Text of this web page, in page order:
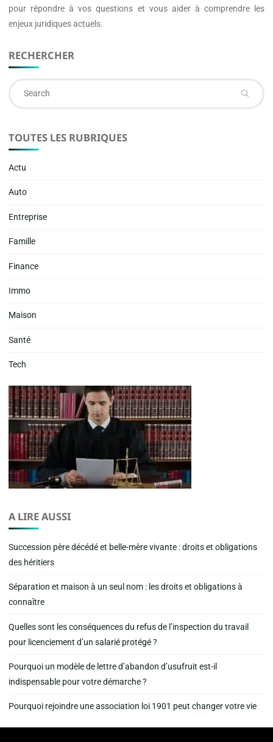
pour répondre à vos questions et vous aider à comprendre les
enjeux juridiques actuels.
RECHERCHER
TOUTES LES RUBRIQUES
Actu
Auto
Entreprise
Famille
Finance
Immo
Maison
Santé
Tech
A LIRE AUSSI
Succession père décédé et belle-mère vivante : droits et obligations
des héritiers
Séparation et maison à un seul nom : les droits et obligations à
connaître
Quelles sont les conséquences du refus de l’inspection du travail
pour licenciement d’un salarié protégé ?
Pourquoi un modèle de lettre d’abandon d’usufruit est-il
indispensable pour votre démarche ?
Pourquoi rejoindre une association loi 1901 peut changer votre vie